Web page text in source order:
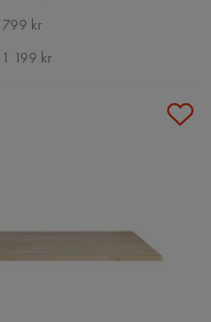
799 kr
199 kr